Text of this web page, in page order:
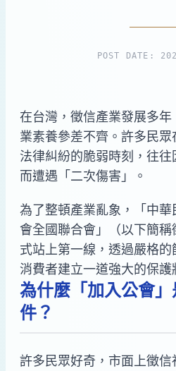
POST DATE:
在台灣，徵信產業發展多
業素養參差不齊。許多民
法律糾紛的脆弱時刻，往
而遭遇「二次傷害」。
為了整頓產業亂象，「中
會全國聯合會」（以下簡
式站上第一線，透過嚴格
消費者建立一道強大的保護
為什麼「加入公會
件？
許多民眾好奇，市面上徵